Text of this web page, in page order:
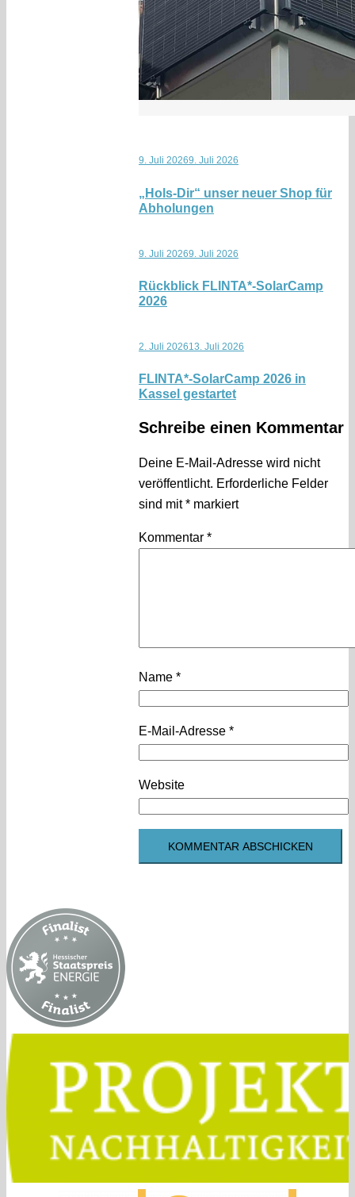
9. Juli 20269. Juli 2026
„Hols-Dir“ unser neuer Shop für
Abholungen
9. Juli 20269. Juli 2026
Rückblick FLINTA*-SolarCamp
2026
2. Juli 202613. Juli 2026
FLINTA*-SolarCamp 2026 in
Kassel gestartet
Schreibe einen Kommentar
Deine E-Mail-Adresse wird nicht
veröffentlicht. Erforderliche Felder
sind mit* markiert
Kommentar *
Name *
E-Mail-Adresse *
Website